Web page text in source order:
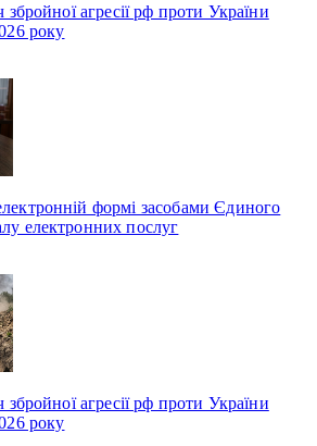
збройної агресії рф проти України
року
формі засобами Єдиного
електронних послуг
збройної агресії рф проти України
року